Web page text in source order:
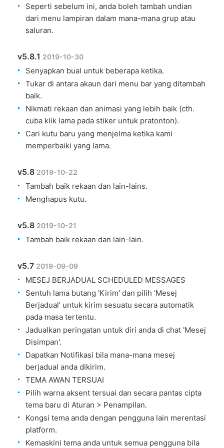
Seperti sebelum ini, anda boleh tambah undian
dari menu lampiran dalam mana-mana grup atau
saluran.
v5.8.1 2019-10-30
Senyapkan bual untuk beberapa ketika.
Tukar di antara akaun dari menu bar yang ditambah
baik.
Nikmati rekaan dan animasi yang lebih baik (cth.
cuba klik lama pada stiker untuk pratonton).
Cari kutu baru yang menjelma ketika kami
memperbaiki yang lama.
v5.8 2019-10-22
Tambah baik rekaan dan lain-lains.
Menghapus kutu.
v5.8 2019-10-21
Tambah baik rekaan dan lain-lain.
v5.7 2019-09-09
MESEJ BERJADUAL SCHEDULED MESSAGES
Sentuh lama butang 'Kirim' dan pilih 'Mesej
Berjadual' untuk kirim sesuatu secara automatik
pada masa tertentu.
Jadualkan peringatan untuk diri anda di chat 'Mesej
Disimpan'.
Dapatkan Notifikasi bila mana-mana mesej
berjadual anda dikirim.
TEMA AWAN TERSUAI
Pilih warna aksent tersuai dan secara pantas cipta
tema baru di Aturan > Penampilan.
Kongsi tema anda dengan pengguna lain merentasi
platform.
Kemaskini tema anda untuk semua pengguna bila